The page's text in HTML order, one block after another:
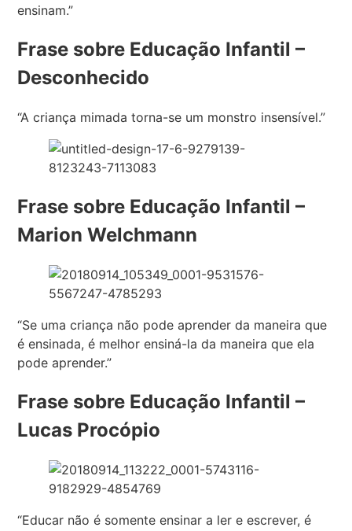
ensinam.”
Frase sobre Educação Infantil –
Desconhecido
“A criança mimada torna-se um monstro insensível.”
Frase sobre Educação Infantil –
Marion Welchmann
“Se uma criança não pode aprender da maneira que
é ensinada, é melhor ensiná-la da maneira que ela
pode aprender.”
Frase sobre Educação Infantil –
Lucas Procópio
“Educar não é somente ensinar a ler e escrever, é